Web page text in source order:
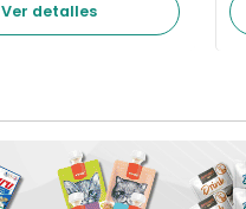
Ver detalles